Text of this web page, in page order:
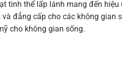
tinh thể lấp lánh mang đến
đẳng cấp cho các không gian
cho không gian sống.